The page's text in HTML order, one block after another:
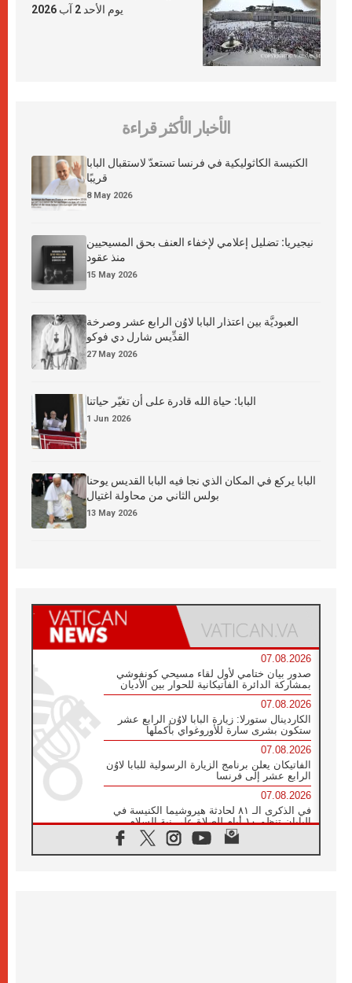
يوم الأحد 2 آب 2026
الأخبار الأكثر قراءة
الكنيسة الكاثوليكية في فرنسا تستعدّ لاستقبال البابا
قريبًا
8 May 2026
نيجيريا: تضليل إعلامي لإخفاء العنف بحق المسيحيين
منذ عقود
15 May 2026
العبوديَّة بين اعتذار البابا لاوُن الرابع عشر وصرخة
القدِّيس شارل دي فوكو
27 May 2026
البابا: حياة الله قادرة على أن تغيّر حياتنا
1 Jun 2026
البابا يركع في المكان الذي نجا فيه البابا القديس يوحنا
بولس الثاني من محاولة اغتيال
13 May 2026
07.08.2026
صدور بيان ختامي لأول لقاء مسيحي كونفوشي
بمشاركة الدائرة الفاتيكانية للحوار بين الأديان
07.08.2026
الكاردينال ستورلا: زيارة البابا لاوُن الرابع عشر
ستكون بشرى سارة للأوروغواي بأكملها
07.08.2026
الفاتيكان يعلن برنامج الزيارة الرسولية للبابا لاوُن
الرابع عشر إلى فرنسا
07.08.2026
في الذكرى الـ ٨١ لحادثة هيروشيما الكنيسة في
اليابان تنظم ١٠ أيام للصلاة على نية السلام
الكنيسة في الأوروغواي: زيارة البابا ستعزز